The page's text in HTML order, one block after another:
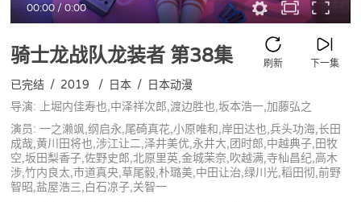
00:00/0:00
骑士龙战队龙装者 第38集 下一集
刷新
已完结 / 2019 / 日本 / 日本动漫
导演: 上堀内佳寿也,中泽祥次郎,渡边胜也,坂本浩一,加藤弘之
演员: 一之濑飒,纲启永,尾碕真花,小原唯和,岸田达也,兵头功海,长田
成哉,黄川田将也,涉江让二,泽井美优,永井大,团时郎,中越典子,田牧
空,坂田梨香子,佐野史郎,北原里英,金城茉奈,吹越满,寺杣昌纪,高木
涉,竹内良太,市道真央,草尾毅,朴璐美,中田让治,绿川光,稻田彻,前野
智昭,盐屋浩三,白石凉子,关智一